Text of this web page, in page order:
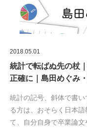
2018.05.01
統計で転ばぬ先の杖
正確に｜島田めぐみ
統計の記号、斜体で書
る方は、おそらく日本
て、自分自身で卒業論